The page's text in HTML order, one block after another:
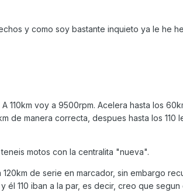
y como soy bastante inquieto ya le he
110km voy a 9500rpm. Acelera hasta los
de manera correcta, despues hasta los 110
motos con la centralita "nueva".
de serie en marcador, sin embargo
él 110 iban a la par, es decir, creo que